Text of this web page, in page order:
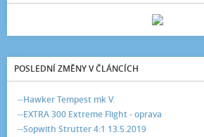
POSLEDNÍ ZMĚNY V ČLÁNCÍCH
--Hawker Tempest mk V.
--EXTRA 300 Extreme Flight - oprava
--Sopwith Strutter 4:1 13.5.2019